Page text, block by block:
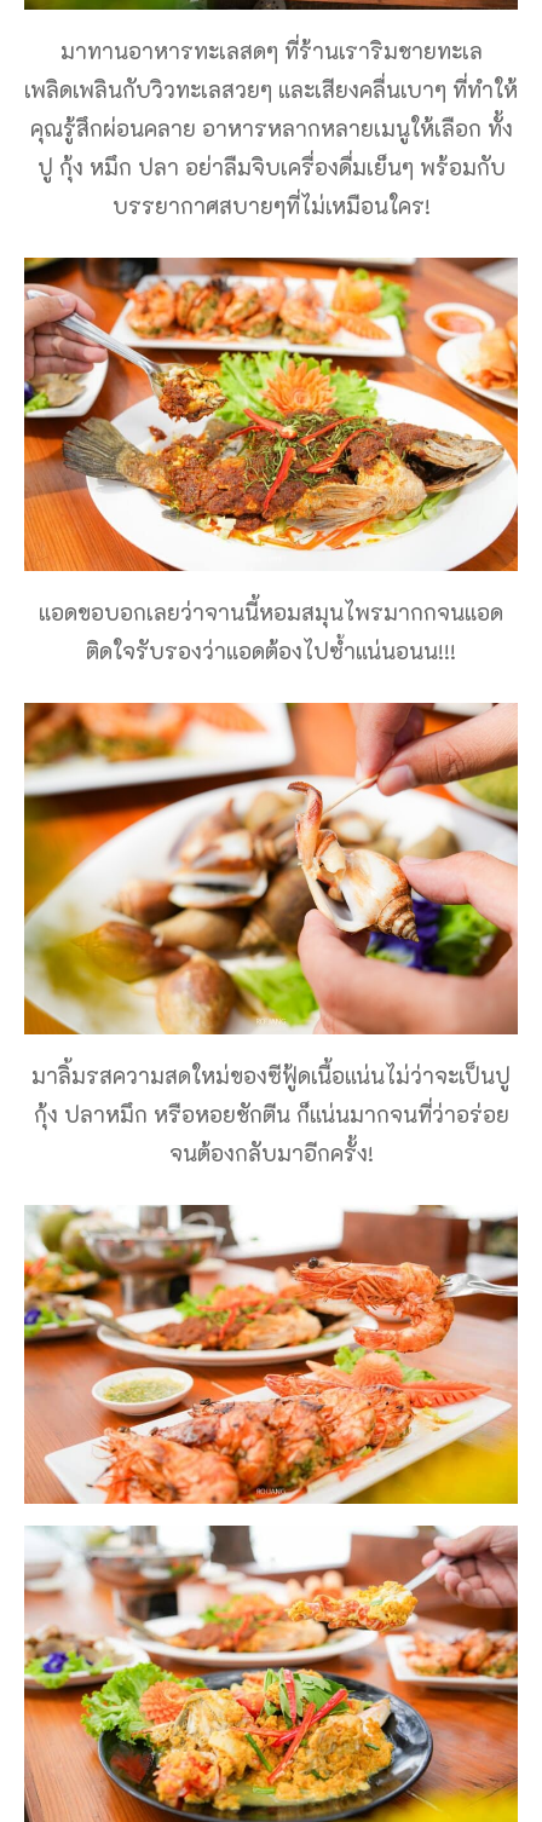
มาทานอาหารทะเลสดๆ ที่ร้านเราริมชายทะเล
เพลิดเพลินกับวิวทะเลสวยๆ และเสียงคลื่นเบาๆ ที่ทำให้
คุณรู้สึกผ่อนคลาย อาหารหลากหลายเมนูให้เลือก ทั้ง
ปู กุ้ง หมึก ปลา อย่าลืมจิบเครื่องดื่มเย็นๆ พร้อมกับ
บรรยากาศสบายๆที่ไม่เหมือนใคร!
แอดขอบอกเลยว่าจานนี้หอมสมุนไพรมากกจนแอด
ติดใจรับรองว่าแอดต้องไปซ้ำแน่นอนน!!!
มาลิ้มรสความสดใหม่ของซีฟู้ดเนื้อแน่นไม่ว่าจะเป็นปู
กุ้ง ปลาหมึก หรือหอยชักตีน ก็แน่นมากจนที่ว่าอร่อย
จนต้องกลับมาอีกครั้ง!